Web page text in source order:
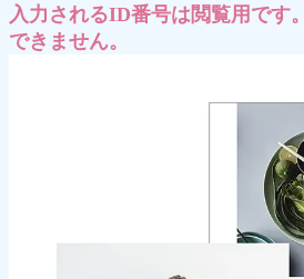
入力されるID番号は閲覧用です
できません。